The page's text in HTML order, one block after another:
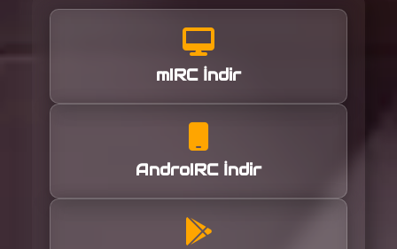
mIRC İndir
AndroIRC İndir